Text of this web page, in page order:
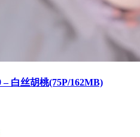
– 白丝胡桃(75P/162MB)